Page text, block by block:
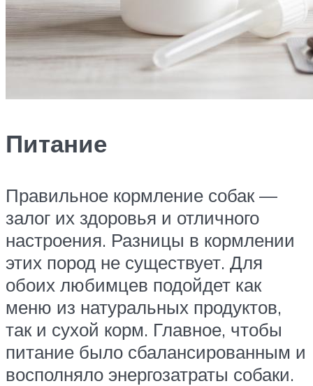
Питание
Правильное кормление собак —
залог их здоровья и отличного
настроения. Разницы в кормлении
этих пород не существует. Для
обоих любимцев подойдет как
меню из натуральных продуктов,
так и сухой корм. Главное, чтобы
питание было сбалансированным и
восполняло энергозатраты собаки.